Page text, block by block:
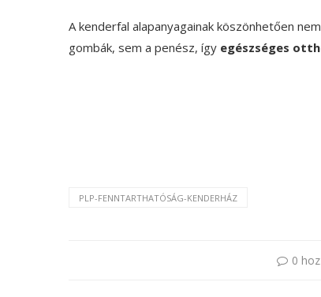
A kenderfal alapanyagainak köszönhetően
gombák, sem a penész, így egészséges
PLP-FENNTARTHATÓSÁG-KENDERHÁZ
0